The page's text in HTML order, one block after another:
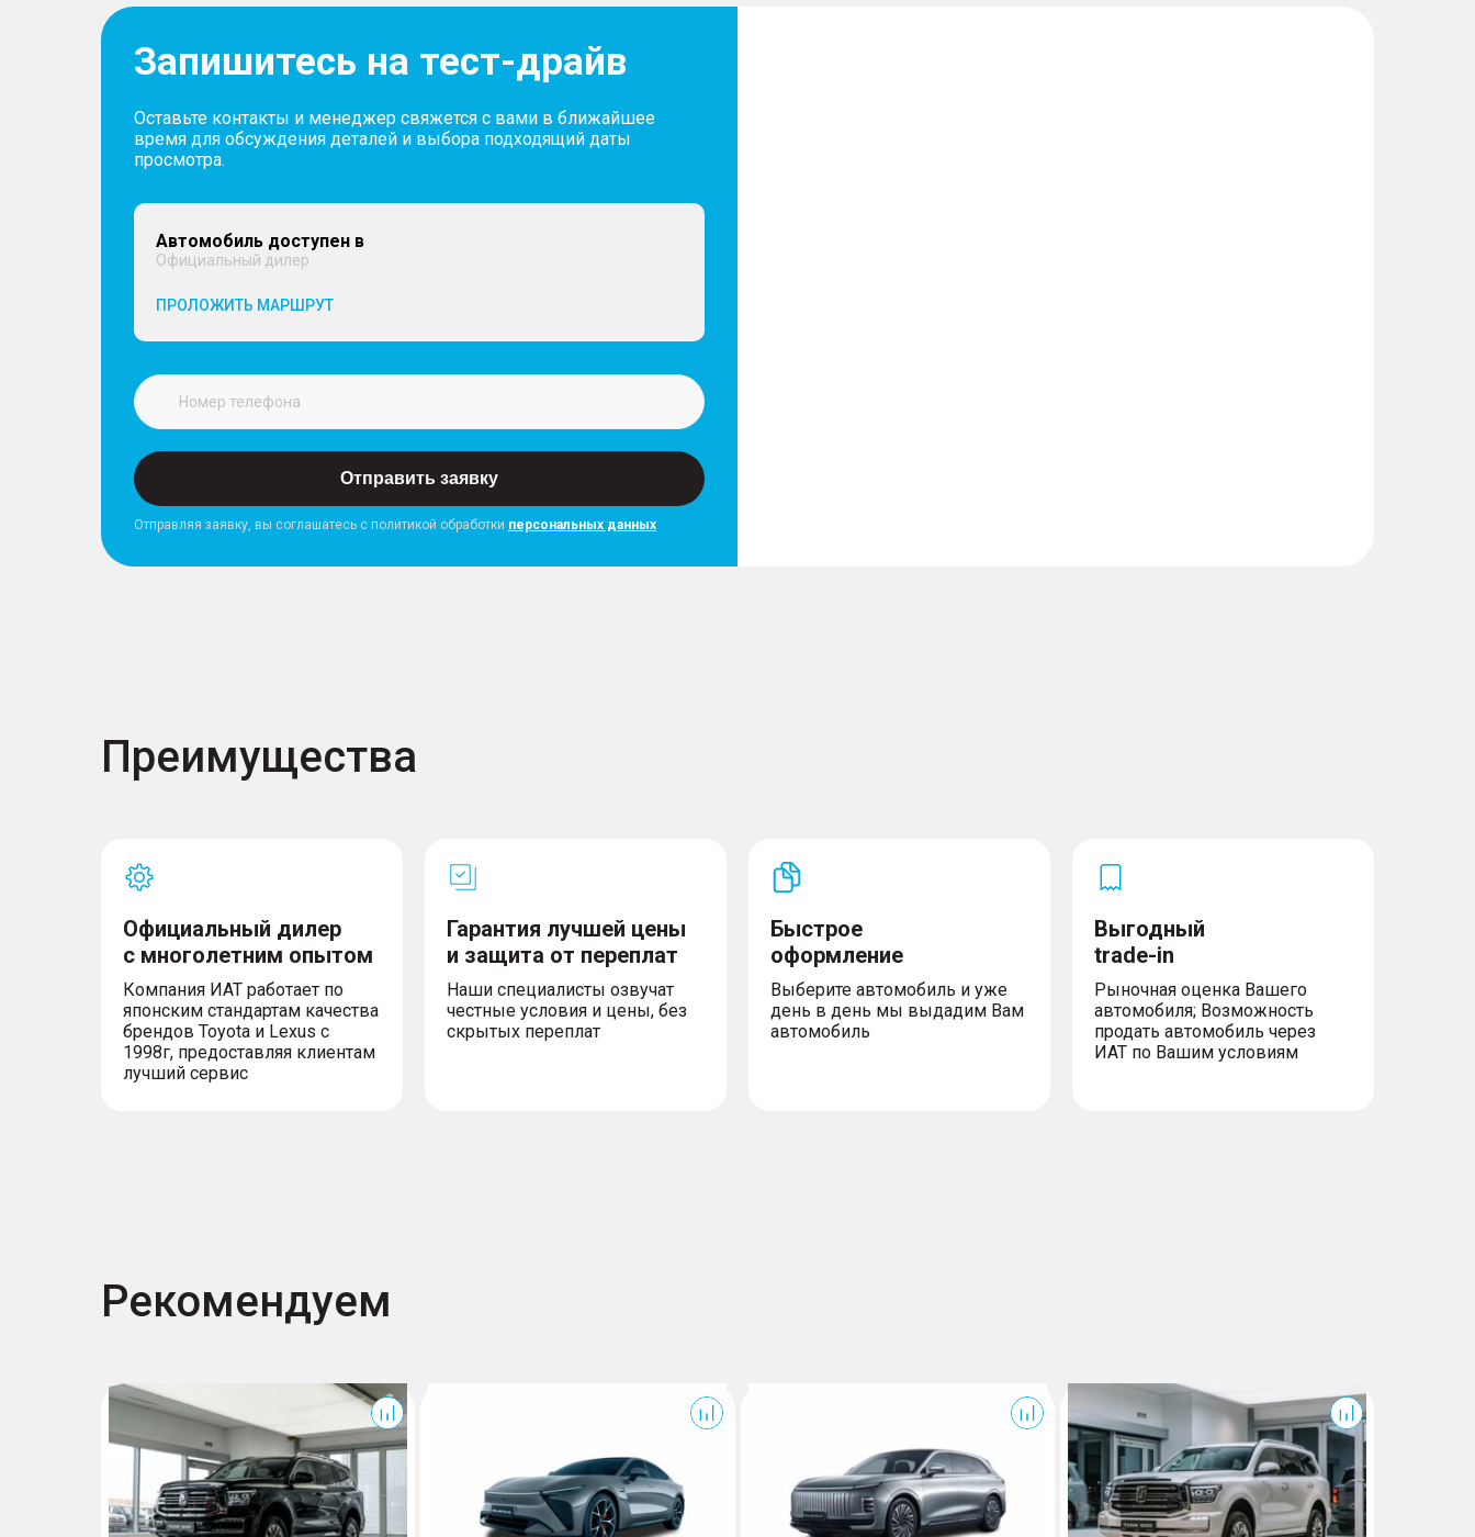
Запишитесь на тест-драйв
Оставьте контакты и менеджер свяжется с вами в ближайшее
время для обсуждения деталей и выбора подходящий даты
просмотра.
Автомобиль доступен в
Официальный дилер
ПРОЛОЖИТЬ МАРШРУТ
Отправить заявку
Отправляя заявку, вы соглашатесь с политикой обработки персональных данных
Преимущества
Официальный дилер
с многолетним опытом
Компания ИАТ работает по
японским стандартам качества
брендов Toyota и Lexus с
1998г, предоставляя клиентам
лучший сервис
Гарантия лучшей цены
и защита от переплат
Наши специалисты озвучат
честные условия и цены, без
скрытых переплат
Быстрое
оформление
Выберите автомобиль и уже
день в день мы выдадим Вам
автомобиль
Выгодный
trade-in
Рыночная оценка Вашего
автомобиля; Возможность
продать автомобиль через
ИАТ по Вашим условиям
Рекомендуем
500